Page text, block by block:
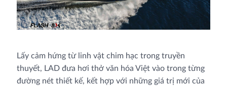
Lấy cảm hứng từ linh vật chim hạc trong truyền
thuyết, LAD đưa hơi thở văn hóa Việt vào trong từng
đường nét thiết kế, kết hợp với những giá trị mới của